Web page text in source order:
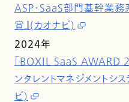
ASP・SaaS部門基幹業務
賞』(カオナビ)
2024年
「BOXIL SaaS AWARD
ンタレントマネジメント
ビ)